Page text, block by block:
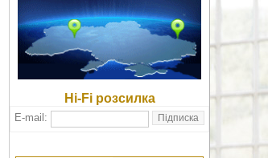
Hi-Fi розсилка
E-mail: